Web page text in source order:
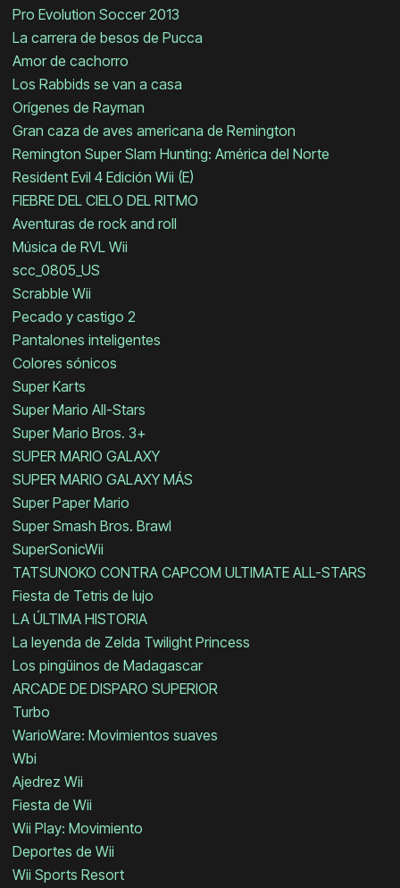
Pro Evolution Soccer 2013
La carrera de besos de Pucca
Amor de cachorro
Los Rabbids se van a casa
Orígenes de Rayman
Gran caza de aves americana de Remington
Remington Super Slam Hunting: América del Norte
Resident Evil 4 Edición Wii (E)
FIEBRE DEL CIELO DEL RITMO
Aventuras de rock and roll
Música de RVL Wii
scc_0805_US
Scrabble Wii
Pecado y castigo 2
Pantalones inteligentes
Colores sónicos
Super Karts
Super Mario All-Stars
Super Mario Bros. 3+
SUPER MARIO GALAXY
SUPER MARIO GALAXY MÁS
Super Paper Mario
Super Smash Bros. Brawl
SuperSonicWii
TATSUNOKO CONTRA CAPCOM ULTIMATE ALL-STARS
Fiesta de Tetris de lujo
LA ÚLTIMA HISTORIA
La leyenda de Zelda Twilight Princess
Los pingüinos de Madagascar
ARCADE DE DISPARO SUPERIOR
Turbo
WarioWare: Movimientos suaves
Wbi
Ajedrez Wii
Fiesta de Wii
Wii Play: Movimiento
Deportes de Wii
Wii Sports Resort